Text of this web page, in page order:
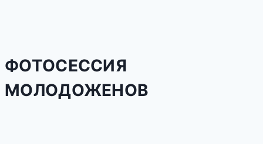
ФОТОСЕССИЯ
МОЛОДОЖЕНОВ